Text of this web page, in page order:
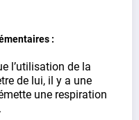
:
l’utilisation de la
de lui, il y a une
une respiration